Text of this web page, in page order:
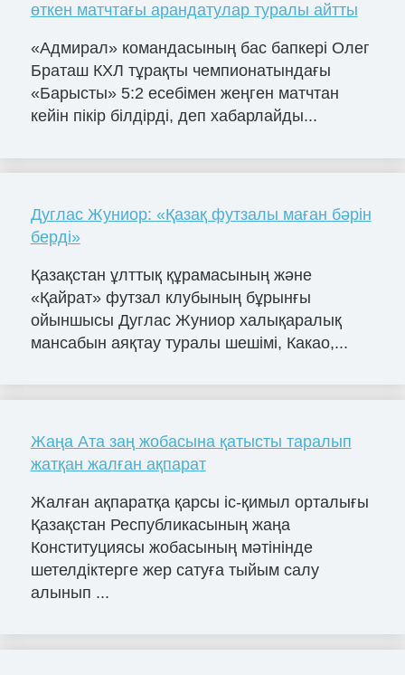
өткен матчтағы арандатулар туралы айтты
«Адмирал» командасының бас бапкері Олег
Браташ КХЛ тұрақты чемпионатындағы
«Барысты» 5:2 есебімен жеңген матчтан
кейін пікір білдірді, деп хабарлайды...
Дуглас Жуниор: «Қазақ футзалы маған бәрін
берді»
Қазақстан ұлттық құрамасының және
«Қайрат» футзал клубының бұрынғы
ойыншысы Дуглас Жуниор халықаралық
мансабын аяқтау туралы шешімі, Какао,...
Жаңа Ата заң жобасына қатысты таралып
жатқан жалған ақпарат
Жалған ақпаратқа қарсы іс-қимыл орталығы
Қазақстан Республикасының жаңа
Конституциясы жобасының мәтінінде
шетелдіктерге жер сатуға тыйым салу
алынып ...